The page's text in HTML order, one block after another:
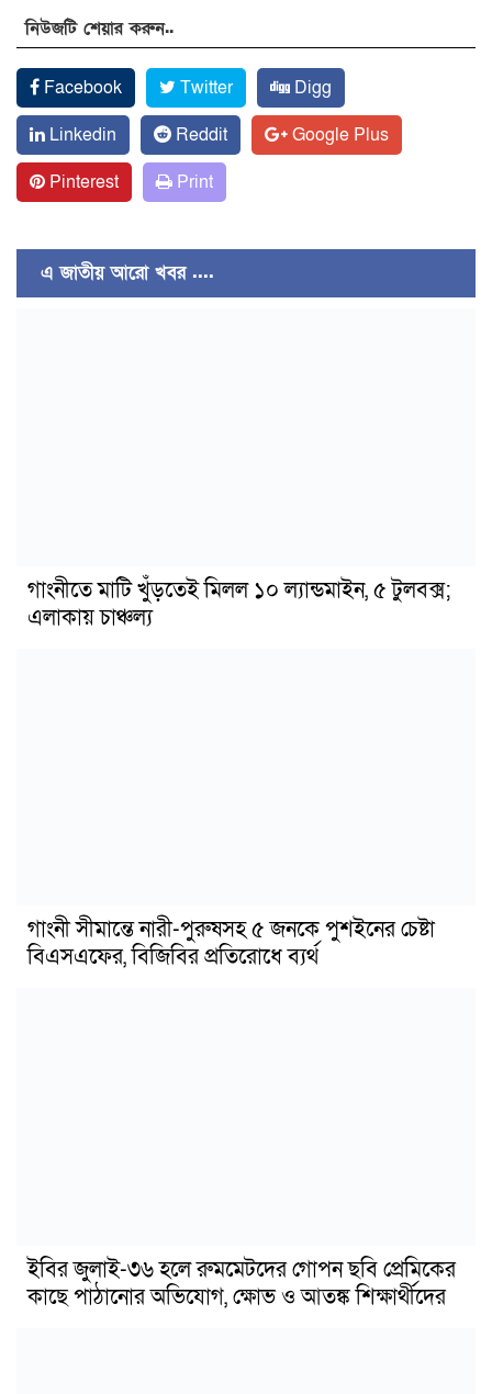
নিউজটি শেয়ার করুন..
Facebook Twitter
Digg
Linkedin
Reddit
Google Plus
Pinterest
Print
এ জাতীয় আরো খবর ....
গাংনীতে মাটি খুঁড়তেই মিলল ১০ ল্যান্ডমাইন, ৫ টুলবক্স;
এলাকায় চাঞ্চল্য
গাংনী সীমান্তে নারী-পুরুষসহ ৫ জনকে পুশইনের চেষ্টা
বিএসএফের, বিজিবির প্রতিরোধে ব্যর্থ
ইবির জুলাই-৩৬ হলে রুমমেটদের গোপন ছবি প্রেমিকের
কাছে পাঠানোর অভিযোগ, ক্ষোভ ও আতঙ্ক শিক্ষার্থীদের